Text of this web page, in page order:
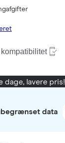
dage, lavere pris!
data